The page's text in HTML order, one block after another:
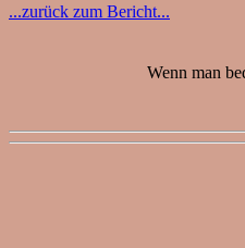
...zurück zum Bericht...
Wenn man